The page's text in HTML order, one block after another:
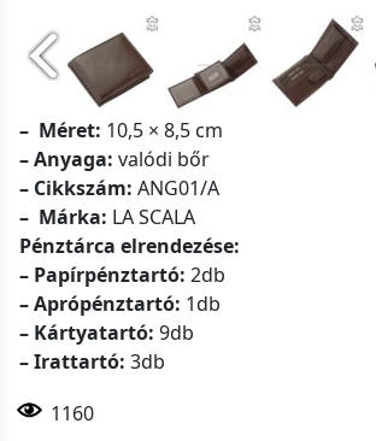
– Méret: 10,5 × 8,5 cm
– Anyaga: valódi bőr
– Cikkszám: ANG01/A
– Márka: LA SCALA
Pénztárca elrendezése:
– Papírpénztartó: 2db
– Aprópénztartó: 1db
– Kártyatartó: 9db
– Irattartó: 3db
1160